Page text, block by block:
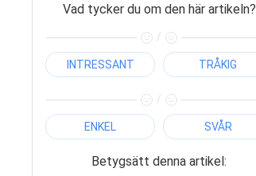
Vad tycker du om den här artikeln?
/
INTRESSANT TRÅKIG
/
ENKEL SVÅR
Betygsätt denna artikel: